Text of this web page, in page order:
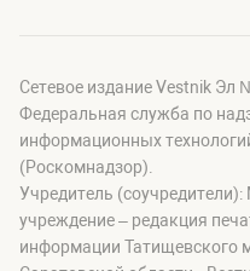
Сетевое издание Vestnik
Федеральная служба по
информационных
(Роскомнадзор).
Учредитель
учреждение – редакция
информации Татищевского